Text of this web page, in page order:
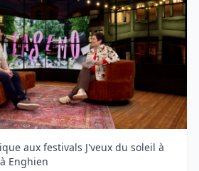
aux festivals J'veux du soleil à
Enghien